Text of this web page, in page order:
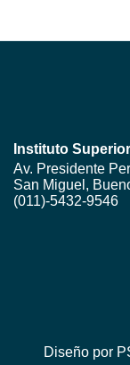
Instituto
Av. Presidente
San Miguel,
(011)-5432-9546
Diseño por